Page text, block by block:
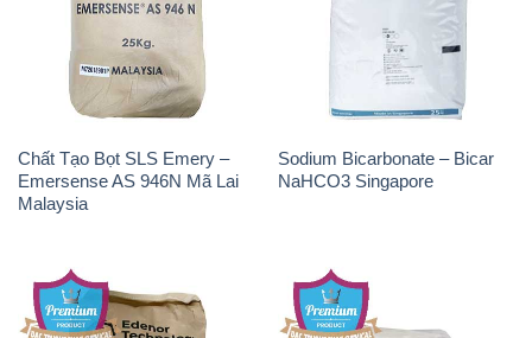
Chất Tạo Bọt SLS Emery –
Emersense AS 946N Mã Lai
Malaysia
Sodium Bicarbonate – Bicar
NaHCO3 Singapore